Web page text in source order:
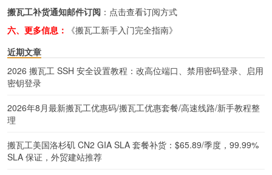
搬瓦工补货通知邮件订阅 ： 点击查看订阅方式
六、更多信息：
《搬瓦工新手入门完全指南》
近期文章
2026 搬瓦工 SSH 安全设置教程：改高位端口、禁用密码登录、启用
密钥登录
2026年8月最新搬瓦工优惠码/搬瓦工优惠套餐/高速线路/新手教程整
理
搬瓦工美国洛杉矶 CN2 GIA SLA 套餐补货：$65.89/季度，99.99%
SLA 保证，外贸建站推荐